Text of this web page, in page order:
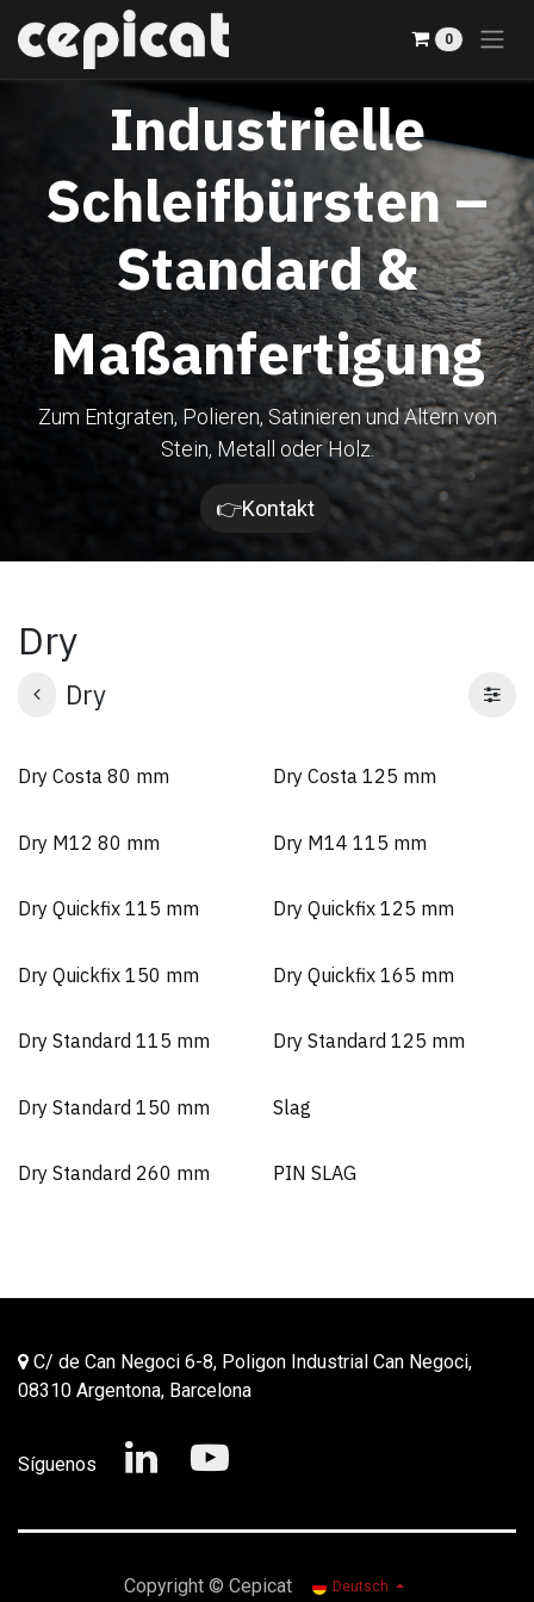
Zum Inhalt springen
0
Industrielle
Schleifbürsten –
Standard &
Maßanfertigung
Zum Entgraten, Polieren, Satinieren und Altern von
Stein, Metall oder Holz.​
👉Kontakt
Dry
Dry
Dry Costa 80 mm Dry Costa 125 mm
Dry M12 80 mm Dry M14 115 mm
Dry Quickfix 115 mm Dry Quickfix 125 mm
Dry Quickfix 150 mm Dry Quickfix 165 mm
Dry Standard 115 mm Dry Standard 125 mm
Dry Standard 150 mm Slag
Dry Standard 260 mm PIN SLAG
C/ de Can Negoci 6-8, Poligon Industrial Can Negoci,
08310 Argentona, Barcelona
Síguenos
Copyright © Cepicat Deutsch